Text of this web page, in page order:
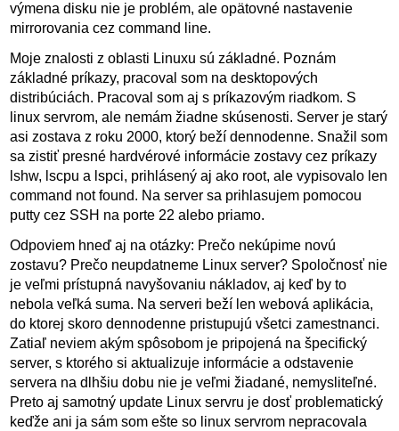
výmena disku nie je problém, ale opätovné nastavenie
mirrorovania cez command line.
Moje znalosti z oblasti Linuxu sú základné. Poznám
základné príkazy, pracoval som na desktopových
distribúciách. Pracoval som aj s príkazovým riadkom. S
linux servrom, ale nemám žiadne skúsenosti. Server je starý
asi zostava z roku 2000, ktorý beží dennodenne. Snažil som
sa zistiť presné hardvérové informácie zostavy cez príkazy
lshw, lscpu a lspci, prihlásený aj ako root, ale vypisovalo len
command not found. Na server sa prihlasujem pomocou
putty cez SSH na porte 22 alebo priamo.
Odpoviem hneď aj na otázky: Prečo nekúpime novú
zostavu? Prečo neupdatneme Linux server? Spoločnosť nie
je veľmi prístupná navyšovaniu nákladov, aj keď by to
nebola veľká suma. Na serveri beží len webová aplikácia,
do ktorej skoro dennodenne pristupujú všetci zamestnanci.
Zatiaľ neviem akým spôsobom je pripojená na špecifický
server, s ktorého si aktualizuje informácie a odstavenie
servera na dlhšiu dobu nie je veľmi žiadané, nemysliteľné.
Preto aj samotný update Linux servru je dosť problematický
keďže ani ja sám som ešte so linux servrom nepracovala